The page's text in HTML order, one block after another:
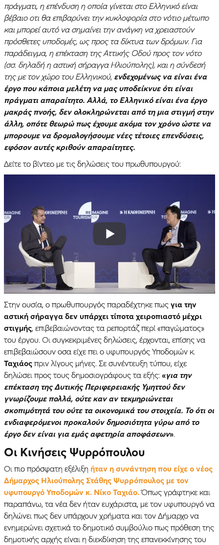
πράγματι, η επένδυση η οποία γίνεται στο Ελληνικό είναι
βέβαιο οτι θα επιβαρύνει την κυκλοφορία στο νότιο μέτωπο
και μπορεί αυτό να σημαίνει την ανάγκη να χρειαστούν
πρόσθετες υποδομές, ως προς τα δίκτυα των δρόμων. Για
παράδειγμα, η επέκταση της Αττικής Οδού προς τον νότο
(σσ. δηλαδή η αστική σήραγγα Ηλιούπολης), και η σύνδεσή
της με τον χώρο του Ελληνικού, ενδεχομένως να είναι ένα
έργο που κάποια μελέτη να μας υποδείκνυε ότι είναι
πράγματι απαραίτητο. Αλλά, το Ελληνικό είναι ένα έργο
μακράς πνοής, δεν ολοκληρώνεται από τη μια στιγμή στην
άλλη, οπότε θεωρώ πως έχουμε ακόμα τον χρόνο ώστε να
μπορουμε να δρομολογήσουμε νέες τέτοιες επενδύσεις,
εφόσον αυτές κριθούν απαραίτητες.
Δείτε το βίντεο με τις δηλώσεις του πρωθυπουργού:
Στην ουσία, ο πρωθυπουργός παραδέχτηκε πως για την
αστική σήραγγα δεν υπάρχει τίποτα χειροπιαστό μέχρι
στιγμής, επιβεβαιώνοντας τα ρεπορτάζ περί «παγώματος»
του έργου. Οι συγκεκριμένες δηλώσεις, έρχονται, επίσης να
επιβεβαιώσουν οσα είχε πει ο υφυπουργός Υποδομών κ.
Ταχιάος πριν λίγους μήνες. Σε συνέντευξη τύπου, είχε
δηλώσει προς τους δημοσιογράφους τα εξής: «για την
επέκταση της Δυτικής Περιφερειακής Υμηττού δεν
γνωρίζουμε πολλά, ούτε καν αν τεκμηριώνεται
σκοπιμότητά του ούτε τα οικονομικά του στοιχεία. Το ότι οι
ενδιαφερόμενοι προκαλούν δημοσιότητα γύρω από το
έργο δεν είναι για εμάς αφετηρία αποφάσεων».
Οι Κινήσεις Ψυρρόπουλου
Οι πιο πρόσφατη εξέλιξη ήταν η συνάντηση που είχε ο νέος
Δήμαρχος Ηλιούπολης Στάθης Ψυρρόπουλος με τον
υφυπουργό Υποδομών κ. Νίκο Ταχιάο.Όπως γράφτηκε και
παραπάνω, τα νέα δεν ήταν ευχάριστα, με τον υφυπουργό να
δηλώνει πως δεν υπάρχουν χρήματα και τον Δήμαρχο να
ενημερώνει σχετικά το δημοτικό συμβούλιο πως πρόθεση της
δημοτικής αρχής είναι η διεκδίκηση της επανεκκίνησης του